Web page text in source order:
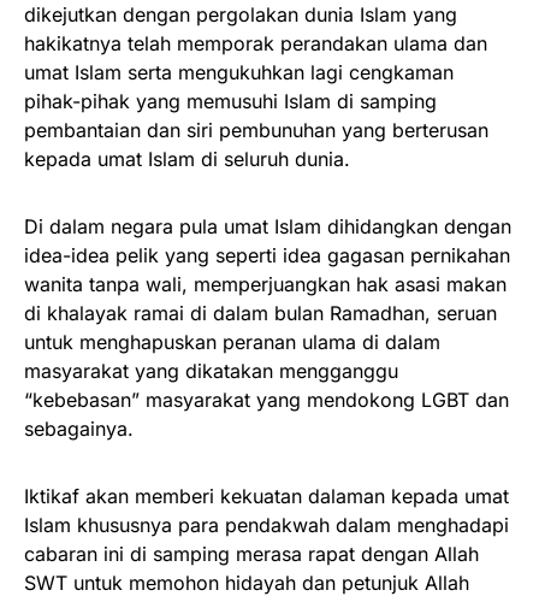
dikejutkan dengan pergolakan dunia Islam yang
hakikatnya telah memporak perandakan ulama dan
umat Islam serta mengukuhkan lagi cengkaman
pihak-pihak yang memusuhi Islam di samping
pembantaian dan siri pembunuhan yang berterusan
kepada umat Islam di seluruh dunia.
Di dalam negara pula umat Islam dihidangkan dengan
idea-idea pelik yang seperti idea gagasan pernikahan
wanita tanpa wali, memperjuangkan hak asasi makan
di khalayak ramai di dalam bulan Ramadhan, seruan
untuk menghapuskan peranan ulama di dalam
masyarakat yang dikatakan mengganggu
“kebebasan” masyarakat yang mendokong LGBT dan
sebagainya.
Iktikaf akan memberi kekuatan dalaman kepada umat
Islam khususnya para pendakwah dalam menghadapi
cabaran ini di samping merasa rapat dengan Allah
SWT untuk memohon hidayah dan petunjuk Allah